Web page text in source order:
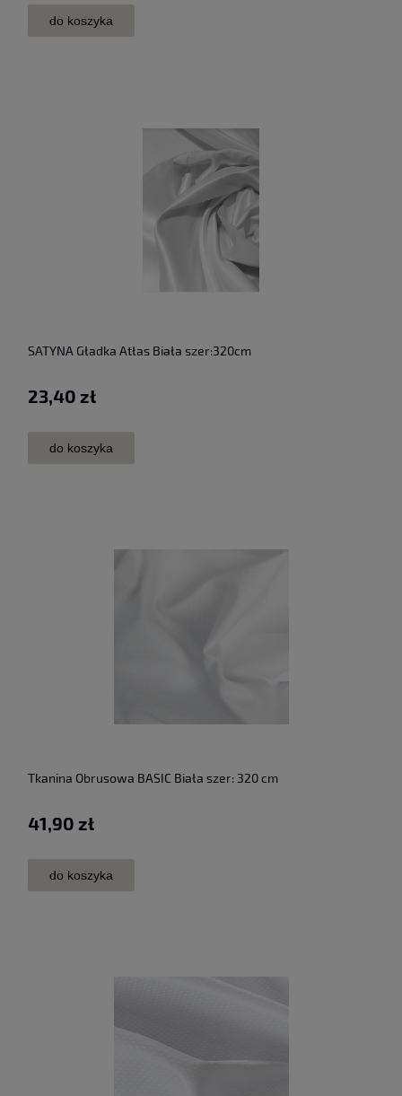
do koszyka
SATYNA Gładka Atłas Biała szer:320cm
23,40 zł
do koszyka
Tkanina Obrusowa BASIC Biała szer: 320 cm
41,90 zł
do koszyka